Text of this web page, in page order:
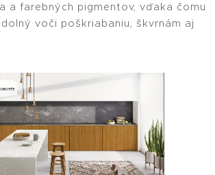
a farebných pigmentov, vďaka čomu
voči poškriabaniu, škvrnám aj